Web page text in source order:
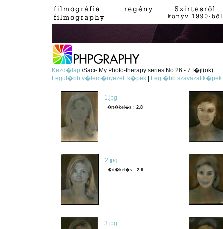
Kezd�lap/Saci- My Photo-therapy series No.26 - 7 f�jl(ok)
Legut�bb v�lem�nyezett k�pek
Legt�bb szavazat k�pek
1.jpg
�rt�kel�s :2.8
2.jpg
�rt�kel�s :2.6
3.jpg